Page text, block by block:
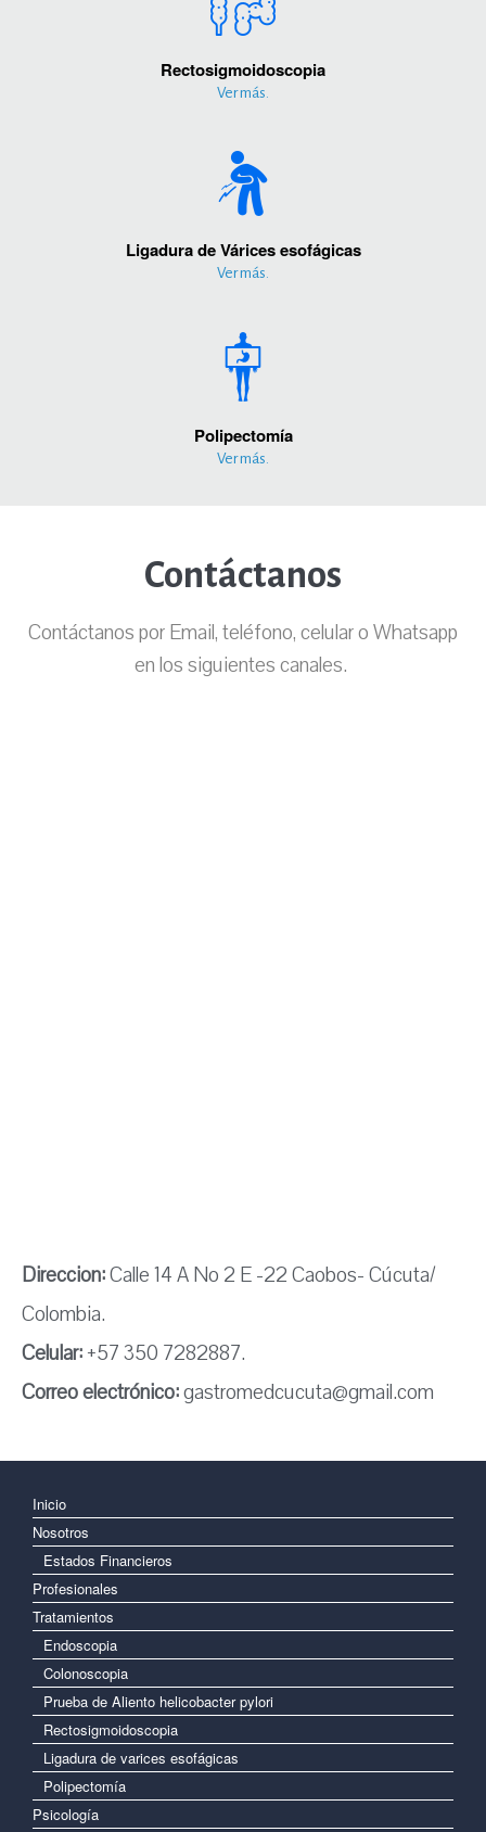
Rectosigmoidoscopia
Ver más.
Ligadura de Várices esofágicas
Ver más.
Polipectomía
Ver más.
Contáctanos
Contáctanos por Email, teléfono, celular o Whatsapp
en los siguientes canales.
Direccion:Calle 14 A No 2 E -22 Caobos- Cúcuta/
Colombia.
Celular:+57 350 7282887.
Correo electrónico:gastromedcucuta@gmail.com
Inicio
Nosotros
Estados Financieros
Profesionales
Tratamientos
Endoscopia
Colonoscopia
Prueba de Aliento helicobacter pylori
Rectosigmoidoscopia
Ligadura de varices esofágicas
Polipectomía
Psicología